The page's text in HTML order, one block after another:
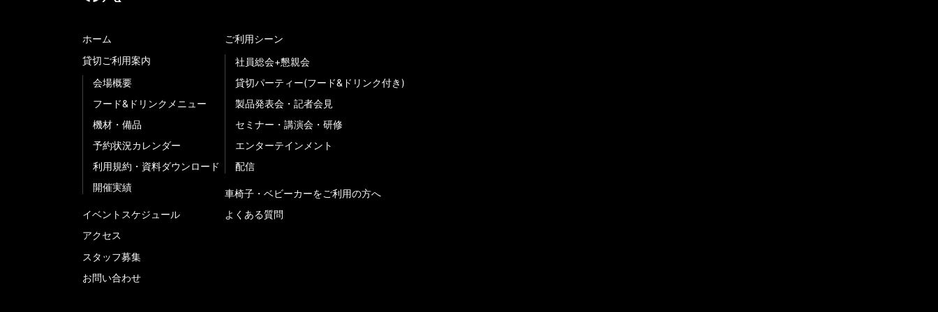
ホーム
貸切ご利用案内
会場概要
フード&ドリンクメニュー
機材・備品
予約状況カレンダー
利用規約・資料ダウンロード
開催実績
イベントスケジュール
アクセス
スタッフ募集
お問い合わせ
ご利用シーン
社員総会+懇親会
貸切パーティー(フード&ドリンク付き)
製品発表会・記者会見
セミナー・講演会・研修
エンターテインメント
配信
車椅子・ベビーカーをご利用の方へ
よくある質問